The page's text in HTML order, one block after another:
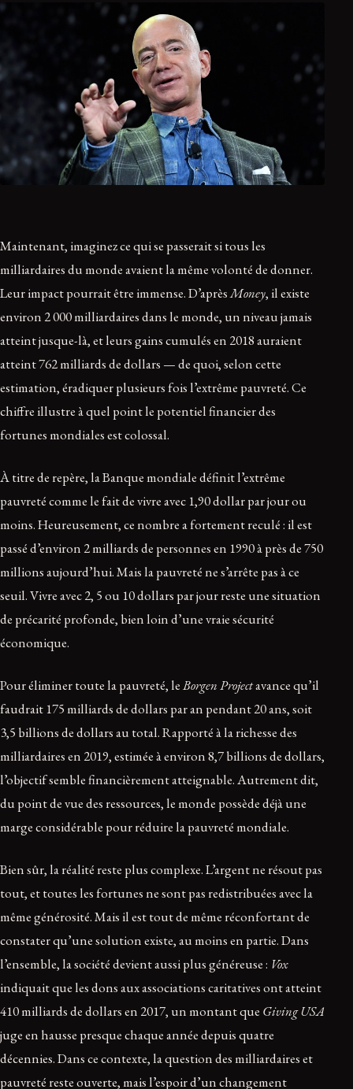
Maintenant, imaginez ce qui se passerait si tous les
milliardaires du monde avaient la même volonté de donner.
Leur impact pourrait être immense. D’aprèsMoney, il existe
environ 2 000 milliardaires dans le monde, un niveau jamais
atteint jusque-là, et leurs gains cumulés en 2018 auraient
atteint 762 milliards de dollars — de quoi, selon cette
estimation, éradiquer plusieurs fois l’extrême pauvreté. Ce
chiffre illustre à quel point le potentiel financier des
fortunes mondiales est colossal.
À titre de repère, la Banque mondiale définit l’extrême
pauvreté comme le fait de vivre avec 1,90 dollar par jour ou
moins. Heureusement, ce nombre a fortement reculé : il est
passé d’environ 2 milliards de personnes en 1990 à près de 750
millions aujourd’hui. Mais la pauvreté ne s’arrête pas à ce
seuil. Vivre avec 2, 5 ou 10 dollars par jour reste une situation
de précarité profonde, bien loin d’une vraie sécurité
économique.
Pour éliminer toute la pauvreté, leBorgen Projectavance qu’il
faudrait 175 milliards de dollars par an pendant 20 ans, soit
3,5 billions de dollars au total. Rapporté à la richesse des
milliardaires en 2019, estimée à environ 8,7 billions de dollars,
l’objectif semble financièrement atteignable. Autrement dit,
du point de vue des ressources, le monde possède déjà une
marge considérable pour réduire la pauvreté mondiale.
Bien sûr, la réalité reste plus complexe. L’argent ne résout pas
tout, et toutes les fortunes ne sont pas redistribuées avec la
même générosité. Mais il est tout de même réconfortant de
constater qu’une solution existe, au moins en partie. Dans
l’ensemble, la société devient aussi plus généreuse : Vox
indiquait que les dons aux associations caritatives ont atteint
410 milliards de dollars en 2017, un montant que Giving USA
juge en hausse presque chaque année depuis quatre
décennies. Dans ce contexte, la question des milliardaires et
pauvreté reste ouverte, mais l’espoir d’un changement